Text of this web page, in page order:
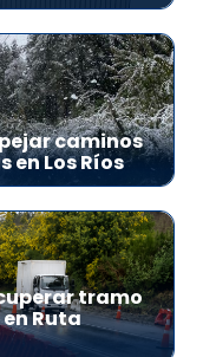
caminos
Los Ríos
tramo
Ruta